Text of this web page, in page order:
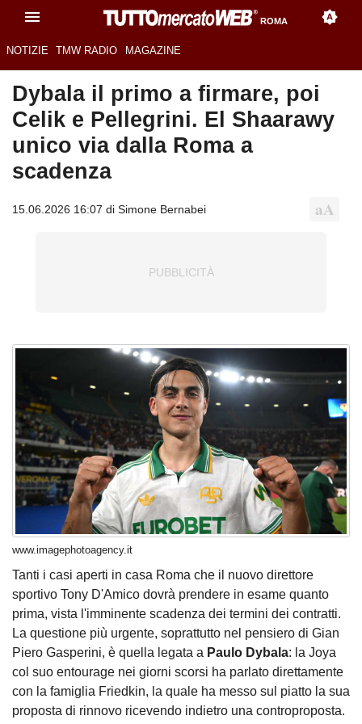
ROMA
NOTIZIE TMW RADIO MAGAZINE
Dybala il primo a firmare, poi
Celik e Pellegrini. El Shaarawy
unico via dalla Roma a
scadenza
15.06.2026 16:07 di Simone Bernabei
www.imagephotoagency.it
Tanti i casi aperti in casa Roma che il nuovo direttore
sportivo Tony D'Amico dovrà prendere in esame quanto
prima, vista l'imminente scadenza dei termini dei contratti.
La questione più urgente, soprattutto nel pensiero di Gian
Piero Gasperini, è quella legata a Paulo Dybala: la Joya
col suo entourage nei giorni scorsi ha parlato direttamente
con la famiglia Friedkin, la quale ha messo sul piatto la sua
proposta di rinnovo ricevendo indietro una controproposta.